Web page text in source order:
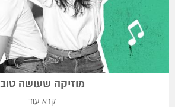
מוזיקה שעושה טוב
קרא עוד